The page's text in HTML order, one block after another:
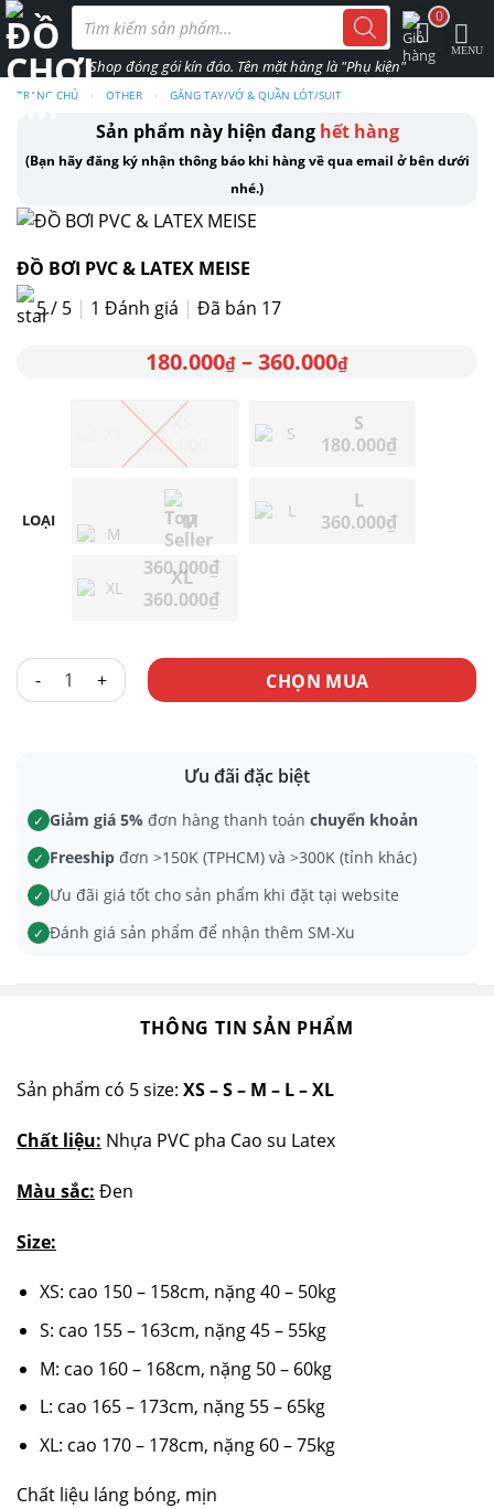
Skip
to
content
Tìm
kiếm
phẩm
TRANG CHỦ › OTHER › GĂNG TAY/VỚ & QUẦN LÓT/SUIT
Sản phẩm này hiện đang hết hàng
(Bạn hãy đăng ký nhận thông báo khi hàng về qua email ở bên dưới
nhé.)
ĐỒ BƠI PVC & LATEX MEISE
5 / 5 | 1 Đánh giá | Đã bán 17
180.000₫ –360.000₫
LOẠI
XS
180.000
S
180.000₫
M
360.000₫
L
360.000₫
XL
360.000₫
ĐỒ BƠI PVC & LATEX MEISE số lượngCHỌN MUA
Ưu đãi đặc biệt
✓ Giảm giá 5% đơn hàng thanh toán chuyển khoản
✓ Freeship đơn >150K (TPHCM) và >300K (tỉnh khác)
✓ Ưu đãi giá tốt cho sản phẩm khi đặt tại website
✓ Đánh giá sản phẩm để nhận thêm SM-Xu
THÔNG TIN SẢN PHẨM
Sản phẩm có 5 size: XS – S – M – L – XL
Chất liệu: Nhựa PVC pha Cao su Latex
Màu sắc: Đen
Size:
XS: cao 150 – 158cm, nặng 40 – 50kg
S: cao 155 – 163cm, nặng 45 – 55kg
M: cao 160 – 168cm, nặng 50 – 60kg
L: cao 165 – 173cm, nặng 55 – 65kg
XL: cao 170 – 178cm, nặng 60 – 75kg
Chất liệu láng bóng, mịn
0